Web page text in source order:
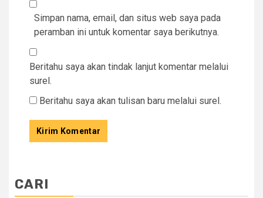
Simpan nama, email, dan situs web saya pada
peramban ini untuk komentar saya berikutnya.
Beritahu saya akan tindak lanjut komentar melalui
surel.
Beritahu saya akan tulisan baru melalui surel.
CARI